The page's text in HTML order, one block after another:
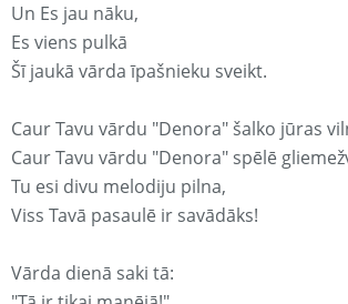
Un Es jau nāku,
Es viens pulkā
Šī jaukā vārda īpašnieku sveikt.
Caur Tavu vārdu "Denora" šalko jūras
Caur Tavu vārdu "Denora" spēlē
Tu esi divu melodiju pilna,
Viss Tavā pasaulē ir savādāks!
Vārda dienā saki tā: